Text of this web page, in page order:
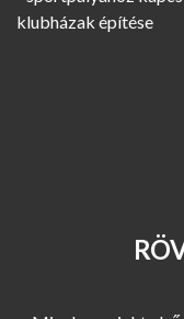
klubházak építése